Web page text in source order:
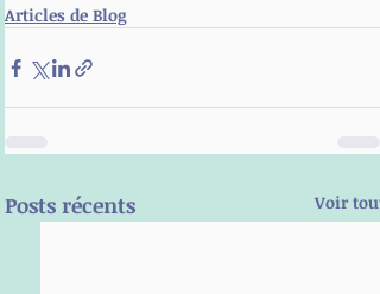
Articles de Blog
Posts récents Voir tout